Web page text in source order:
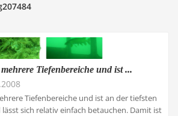
Tiefenbereiche und ist ...
Tiefenbereiche und ist an der tiefsten
lässt sich relativ einfach betauchen. Damit ist